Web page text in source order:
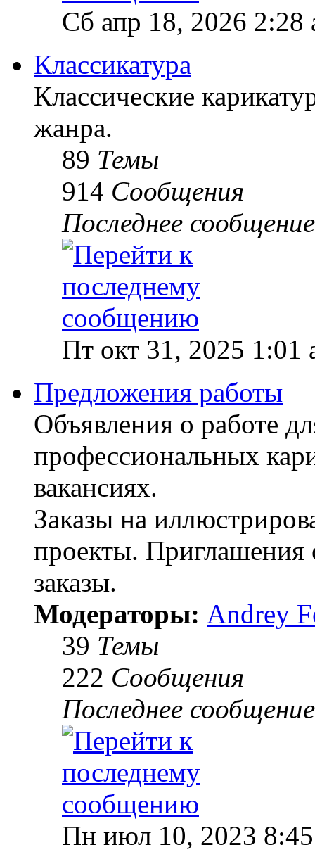
Сб апр 18, 2026 2:28
Классикатура
Классические
жанра.
89 Темы
914 Сообщения
Последнее сообщение
Пт окт 31, 2025 1:01
Предложения работы
Объявления о работе
профессиональных
вакансиях.
Заказы на
проекты. Приглашения
заказы.
Модераторы: Andrey
39 Темы
222 Сообщения
Последнее сообщение
Пн июл 10, 2023